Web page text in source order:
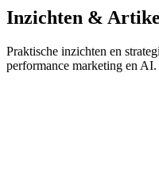
Inzichten &
Praktische inzichten en
performance marketing en AI.